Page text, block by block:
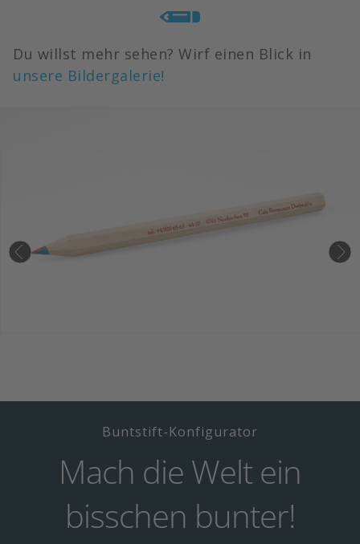
Du willst mehr sehen? Wirf einen Blick in
unsere Bildergalerie!
Buntstift-Konfigurator
Mach die Welt ein
bisschen bunter!